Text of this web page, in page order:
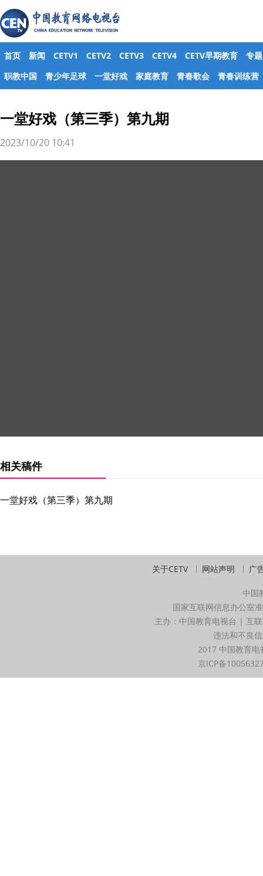
首页 新闻 CETV1 CETV2 CETV3 CETV4 CETV早期教育
专题
职教中国
青少年足球 一堂好戏 家庭教育 青春歌会 青春训练营
一堂好戏（第三季）第九期
2023/10/20 10:41
相关稿件
一堂好戏（第三季）第九期
关于CETV 网站声明 广
中国
国家互联网信息办公室
主办：中国教育电视台 | 互
违法和不良
2017 中国教育
京ICP备